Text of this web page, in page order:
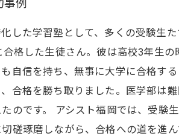
例
した学習塾として、多くの受験生
合格した生徒さん。彼は高校3年生
自信を持ち、無事に大学に合格す
合格を勝ち取りました。医学部は
のです。 アシスト福岡では、受験
磋琢磨しながら、合格への道を進